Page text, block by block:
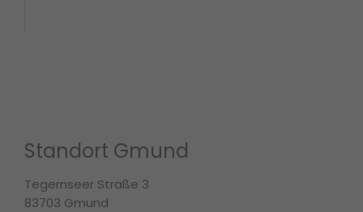
Standort Gmund
Tegernseer Straße 3
83703 Gmund